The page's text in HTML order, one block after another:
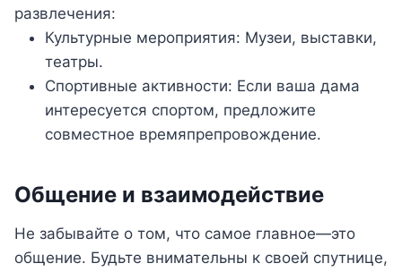
развлечения:
Культурные мероприятия: Музеи, выставки,
театры.
Спортивные активности: Если ваша дама
интересуется спортом, предложите
совместное времяпрепровождение.
Общение и взаимодействие
Не забывайте о том, что самое главное—это
общение. Будьте внимательны к своей спутнице,